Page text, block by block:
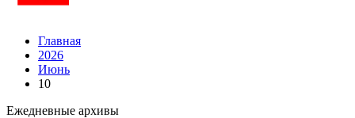
Главная
2026
Июнь
10
Ежедневные архивы